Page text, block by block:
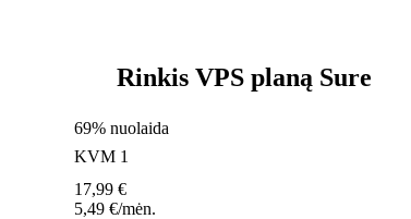
Rinkis VPS planą Sure
69% nuolaida
KVM 1
17,99 €
5,49 €/mėn.